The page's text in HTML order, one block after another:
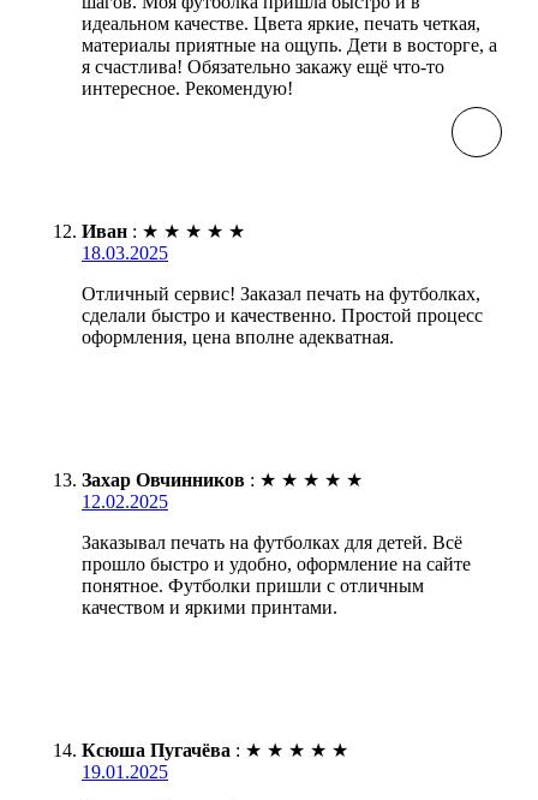
идеальном качестве. Цвета яркие, печать четкая,
материалы приятные на ощупь. Дети в восторге, а
я счастлива! Обязательно закажу ещё что-то
интересное. Рекомендую!
Иван : ★ ★ ★ ★ ★
18.03.2025
Отличный сервис! Заказал печать на футболках,
сделали быстро и качественно. Простой процесс
оформления, цена вполне адекватная.
Захар Овчинников : ★ ★ ★ ★ ★
12.02.2025
Заказывал печать на футболках для детей. Всё
прошло быстро и удобно, оформление на сайте
понятное. Футболки пришли с отличным
качеством и яркими принтами.
Ксюша Пугачёва : ★ ★ ★ ★ ★
19.01.2025